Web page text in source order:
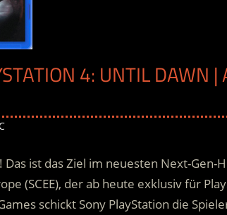
4: UNTIL DAWN |
ist das Ziel im neuesten Next-Gen-
(SCEE), der ab heute exklusiv für
schickt Sony PlayStation die